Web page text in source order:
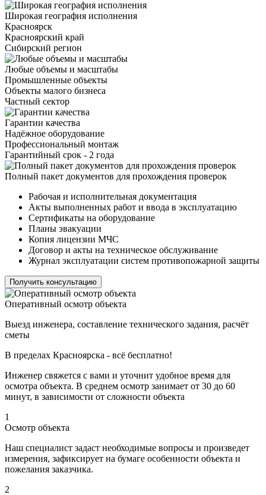
Широкая география исполнения
Красноярск
Красноярский край
Сибирский регион
Любые объемы и масштабы
Промышленные объекты
Объекты малого бизнеса
Частный сектор
Гарантии качества
Надёжное оборудование
Профессиональный монтаж
Гарантийный срок - 2 года
Полный пакет документов для прохождения проверок
Рабочая и исполнительная документация
Акты выполненных работ и ввода в эксплуатацию
Сертификаты на оборудование
Планы эвакуации
Копия лицензии МЧС
Договор и акты на техническое обслуживание
Журнал эксплуатации систем противопожарной защиты
Получить консультацию
Оперативный осмотр объекта
Выезд инженера, составление технического задания, расчёт
сметы
В пределах Красноярска - всё бесплатно!
Инженер свяжется с вами и уточнит удобное время для
осмотра объекта. В среднем осмотр занимает от 30 до 60
минут, в зависимости от сложности объекта
1
Осмотр объекта
Наш специалист задаст необходимые вопросы и произведет
измерения, зафиксирует на бумаге особенности объекта и
пожелания заказчика.
2